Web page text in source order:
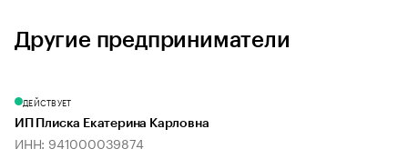
Другие предприниматели
ДЕЙСТВУЕТ
ИП Плиска Екатерина Карловна
ИНН: 941000039874